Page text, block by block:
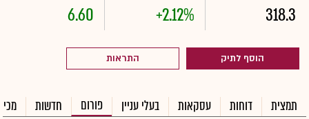
318.3
+2.12%
6.60
הוסף לתיק התראות
תמצית דוחות עסקאות בעלי עניין פורום חדשות